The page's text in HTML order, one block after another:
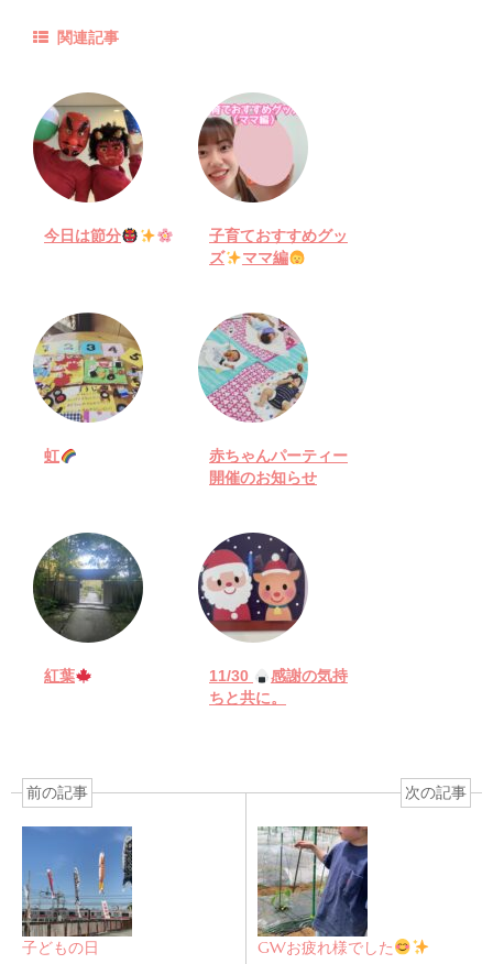
関連記事
今日は節分
子育ておすすめグッ
ズ
ママ編
虹
赤ちゃんパーティー
開催のお知らせ
紅葉 11/30
感謝の気持
ちと共に。
前の記事
子どもの日
次の記事
GWお疲れ様でした